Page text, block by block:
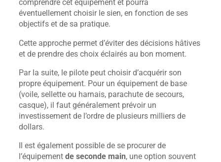
comprendre cet équipement et pourra
éventuellement choisir le sien, en fonction de ses
objectifs et de sa pratique.
Cette approche permet d’éviter des décisions hâtives
et de prendre des choix éclairés au bon moment.
Par la suite, le pilote peut choisir d’acquérir son
propre équipement. Pour un équipement de base
(voile, sellette ou harnais, parachute de secours,
casque), il faut généralement prévoir un
investissement de l’ordre de plusieurs milliers de
dollars.
Il est également possible de se procurer de
l’équipement de seconde main, une option souvent